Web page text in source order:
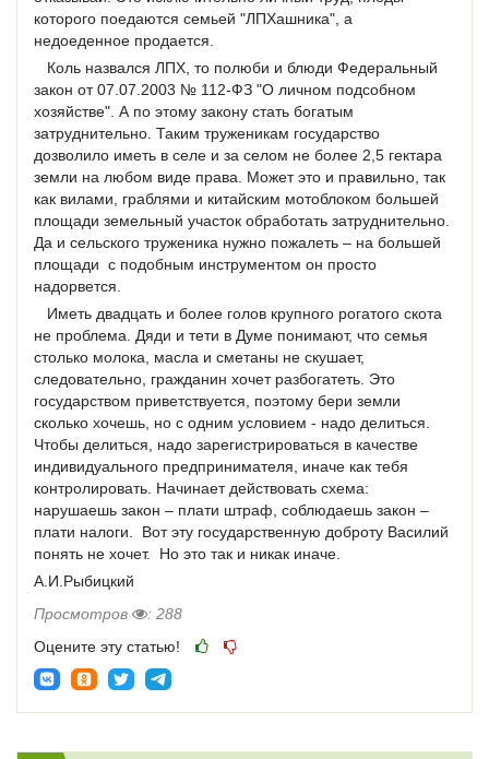
которого поедаются семьей "ЛПХашника", а
недоеденное продается.
Коль назвался ЛПХ, то полюби и блюди Федеральный
закон от 07.07.2003 № 112-ФЗ "О личном подсобном
хозяйстве". А по этому закону стать богатым
затруднительно. Таким труженикам государство
дозволило иметь в селе и за селом не более 2,5 гектара
земли на любом виде права. Может это и правильно, так
как вилами, граблями и китайским мотоблоком большей
площади земельный участок обработать затруднительно.
Да и сельского труженика нужно пожалеть – на большей
площади с подобным инструментом он просто
надорвется.
Иметь двадцать и более голов крупного рогатого скота
не проблема. Дяди и тети в Думе понимают, что семья
столько молока, масла и сметаны не скушает,
следовательно, гражданин хочет разбогатеть. Это
государством приветствуется, поэтому бери земли
сколько хочешь, но с одним условием - надо делиться.
Чтобы делиться, надо зарегистрироваться в качестве
индивидуального предпринимателя, иначе как тебя
контролировать. Начинает действовать схема:
нарушаешь закон – плати штраф, соблюдаешь закон –
плати налоги. Вот эту государственную доброту Василий
понять не хочет. Но это так и никак иначе.
А.И.Рыбицкий
Просмотров
: 288
Оцените эту статью!